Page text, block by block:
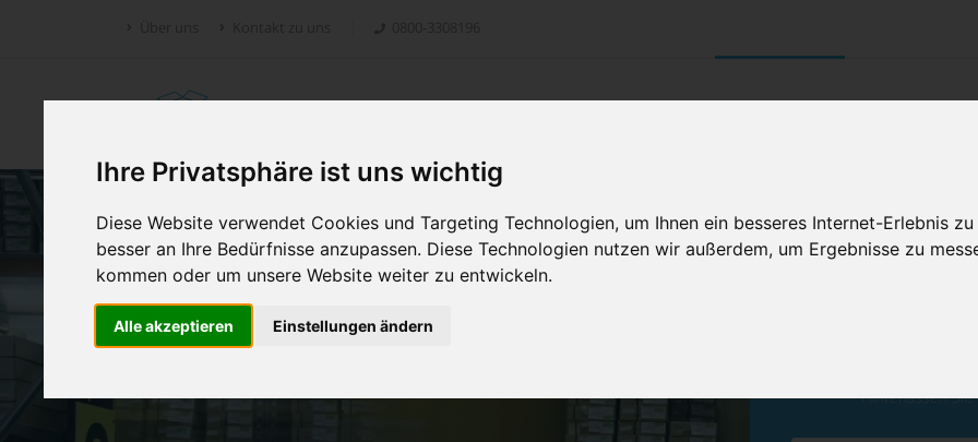
Ihre Privatsphäre ist uns wichtig
Diese Website verwendet Cookies und Targeting Technologien, um Ihnen ein besseres Internet-Erlebnis
besser an Ihre Bedürfnisse anzupassen. Diese Technologien nutzen wir außerdem, um Ergebnisse zu
kommen oder um unsere Website weiter zu entwickeln.
Alle akzeptieren Einstellungen ändern
Retoure.online
Hinterlassen